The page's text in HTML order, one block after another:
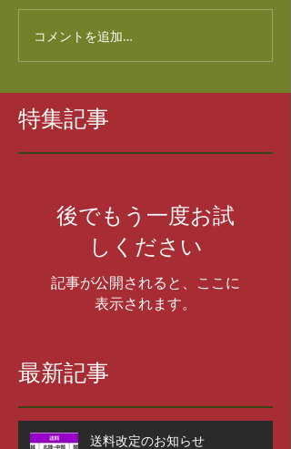
コメントを追加…
特集記事
後でもう一度お試
しください
記事が公開されると、ここに
表示されます。
最新記事
送料改定のお知らせ